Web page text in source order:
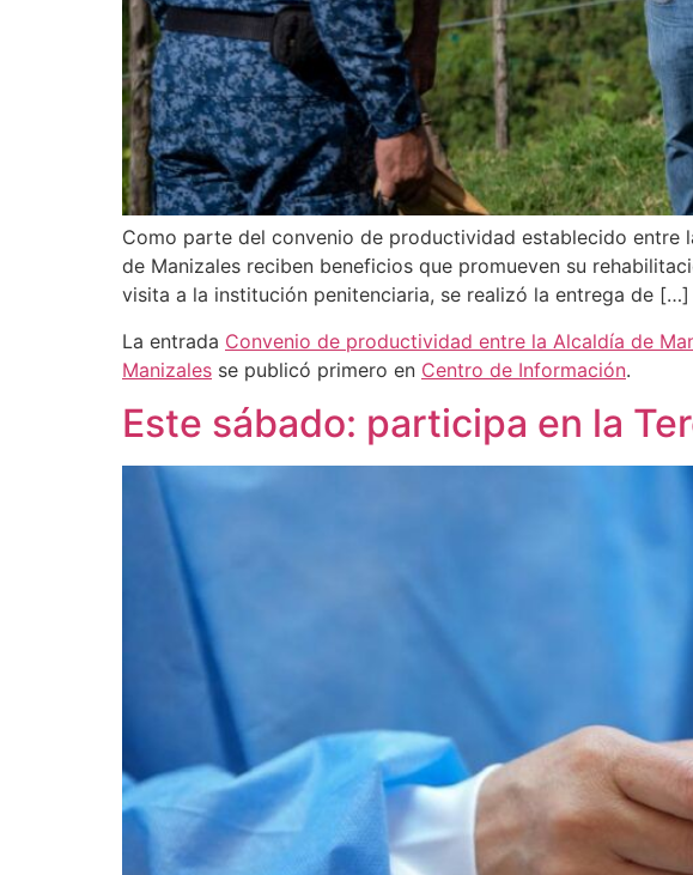
Como parte del convenio de productividad establecido entre
de Manizales reciben beneficios que promueven su
visita a la institución penitenciaria, se realizó la entrega de […]
La entrada Convenio de productividad entre la Alcaldía de
Manizales se publicó primero en Centro de Información.
Este sábado: participa en la